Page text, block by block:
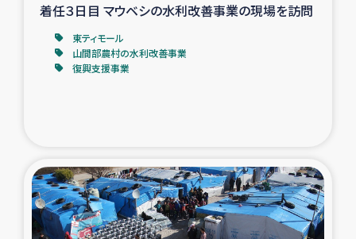
アグロフォレストリー（カカオ）事業
着任３日目 マウベシの水利改善事業の現場を訪問
東ティモール
山間部農村の水利改善事業
復興支援事業